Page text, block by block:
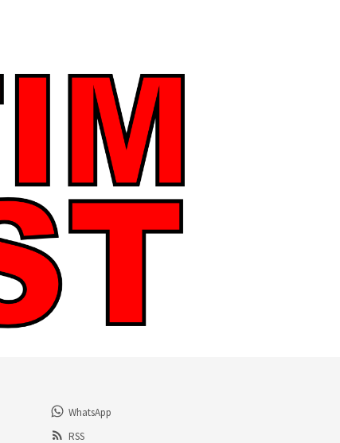
WhatsApp
RSS